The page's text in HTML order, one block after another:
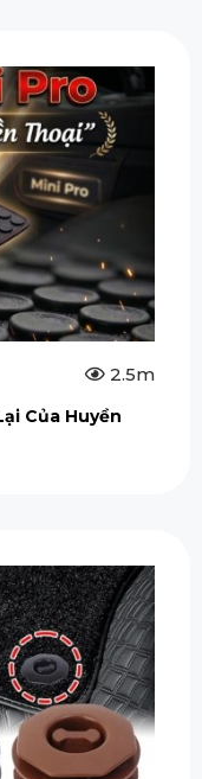
2.5m
Của Huyền